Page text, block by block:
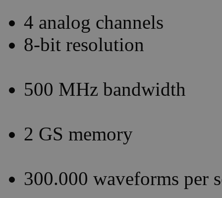
4 analog channels
8-bit resolution
500 MHz bandwidth
2 GS memory
300.000 waveforms per